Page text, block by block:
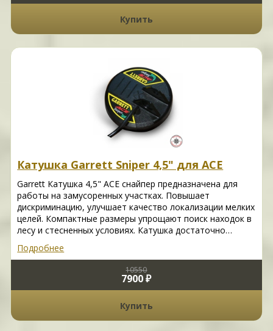
Купить
Катушка Garrett Sniper 4,5" для ACE
Garrett Катушка 4,5" ACE снайпер предназначена для
работы на замусоренных участках. Повышает
дискриминацию, улучшает качество локализации мелких
целей. Компактные размеры упрощают поиск находок в
лесу и стесненных условиях. Катушка достаточно…
Подробнее
10550
7900 ₽
Купить